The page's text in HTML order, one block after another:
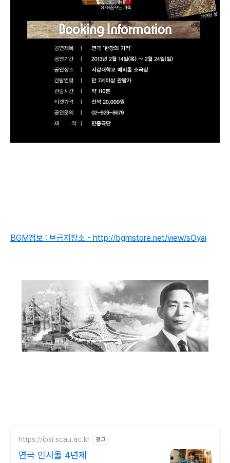
BGM정보 : 브금저장소 - http://bgmstore.net/view/sOyai
https://ipsi.scau.ac.kr 광고
연극 인서울 4년제